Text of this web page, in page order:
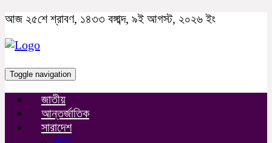
আজ ২৫শে শ্রাবণ, ১৪৩৩ বঙ্গাব্দ, ৯ই আগস্ট, ২০২৬ ইং
Toggle navigation
জাতীয়
আন্তর্জাতিক
সারাদেশ